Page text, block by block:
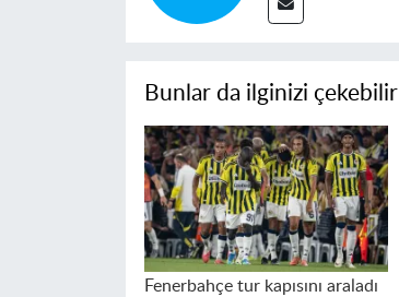
Bunlar da ilginizi çekebilir
Fenerbahçe tur kapısını araladı